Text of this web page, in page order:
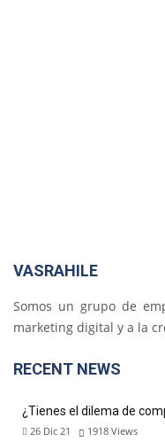
VASRAHILE
Somos un grupo de
marketing digital y a la
RECENT NEWS
¿Tienes el dilema de
26 Dic 21 1918 Views